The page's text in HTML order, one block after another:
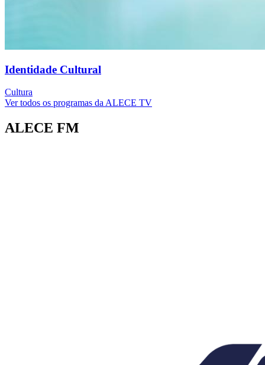
Identidade Cultural
Cultura
Ver todos os programas da ALECE TV
ALECE FM